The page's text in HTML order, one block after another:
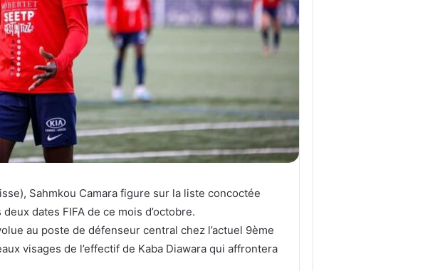
Sahmkou Camara figure sur la liste concoctée
dates FIFA de ce mois d’octobre.
au poste de défenseur central chez l’actuel 9ème
visages de l’effectif de Kaba Diawara qui affrontera